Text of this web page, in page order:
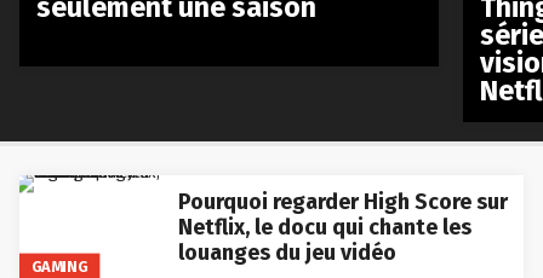
GAMING
Pourquoi regarder High Score sur
Netflix, le docu qui chante les
louanges du jeu vidéo
seulement une saison